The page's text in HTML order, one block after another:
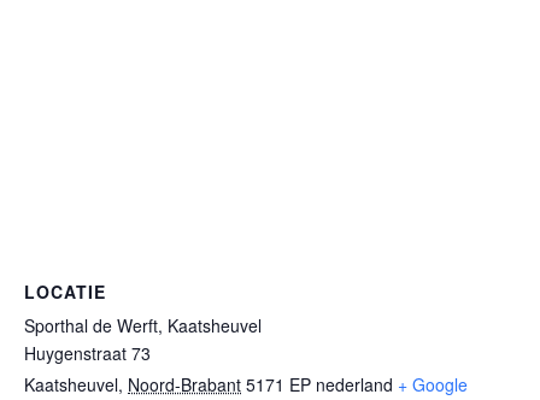
LOCATIE
Sporthal de Werft, Kaatsheuvel
Huygenstraat 73
Kaatsheuvel, Noord-Brabant 5171 EP nederland + Google